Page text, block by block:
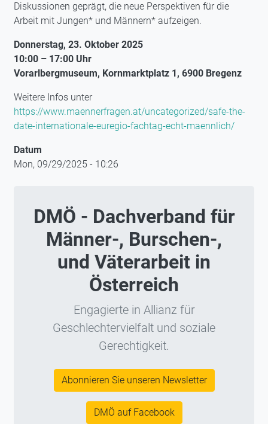
Diskussionen geprägt, die neue Perspektiven für die
Arbeit mit Jungen* und Männern* aufzeigen.
Donnerstag, 23. Oktober 2025
10:00 – 17:00 Uhr
Vorarlbergmuseum, Kornmarktplatz 1, 6900 Bregenz
Weitere Infos unter
https://www.maennerfragen.at/uncategorized/safe-the-
date-internationale-euregio-fachtag-echt-maennlich/
Datum
Mon, 09/29/2025 - 10:26
DMÖ - Dachverband für
Männer-, Burschen-,
und Väterarbeit in
Österreich
Engagierte in Allianz für
Geschlechtervielfalt und soziale
Gerechtigkeit.
Abonnieren Sie unseren Newsletter
DMÖ auf Facebook